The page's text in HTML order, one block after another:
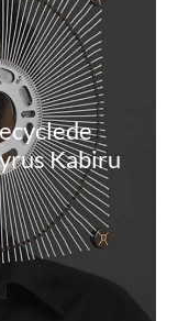
Kabiru